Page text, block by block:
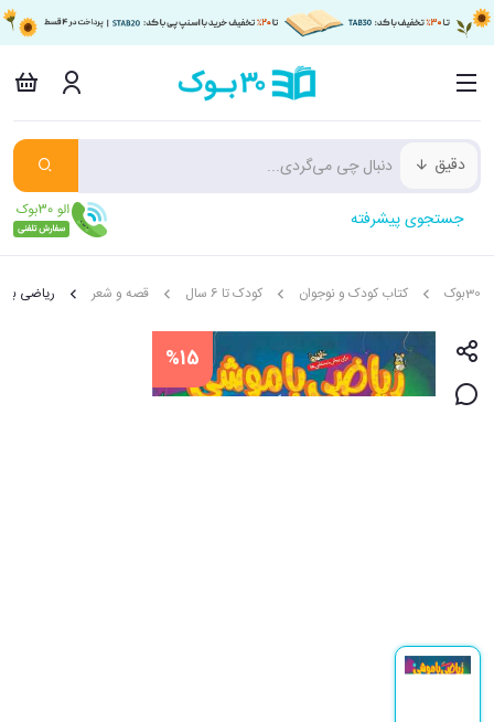
دقیق
جستجوی پیشرفته
30بوک کتاب کودک و نوجوان کودک تا 6 سال قصه و شعر ریاضی
%15